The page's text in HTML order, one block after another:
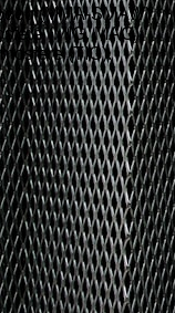
(MMA-SMAW),
(MIG, MAG),
(TIG).